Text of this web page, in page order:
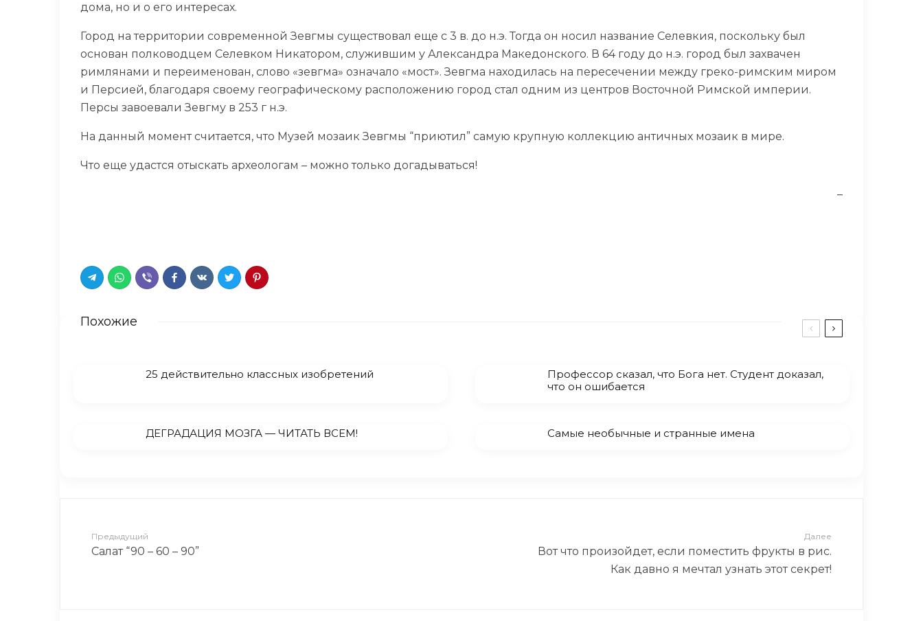
дома, но и о его интересах.
Город на территории современной Зевгмы существовал еще с 3 в. до н.э. Тогда он носил название Селевкия, поскольку был
основан полководцем Селевком Никатором, служившим у Александра Македонского. В 64 году до н.э. город был захвачен
римлянами и переименован, слово «зевгма» означало «мост». Зевгма находилась на пересечении между греко-римским миром
и Персией, благодаря своему географическому расположению город стал одним из центров Восточной Римской империи.
Персы завоевали Зевгму в 253 г н.э.
На данный момент считается, что Музей мозаик Зевгмы “приютил” самую крупную коллекцию античных мозаик в мире.
Что еще удастся отыскать археологам – можно только догадываться!
–
Похожие
25 действительно классных изобретений
Профессор сказал, что Бога нет. Студент доказал,
что он ошибается
ДЕГРАДАЦИЯ МОЗГА — ЧИТАТЬ ВСЕМ! Самые необычные и странные имена
Предыдущий
Салат “90 – 60 – 90”
Далее
Вот что произойдет, если поместить фрукты в рис.
Как давно я мечтал узнать этот секрет!